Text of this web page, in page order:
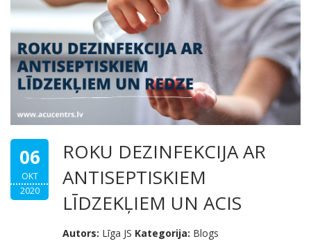
06
OKT
2020
ROKU DEZINFEKCIJA AR
ANTISEPTISKIEM
LĪDZEKĻIEM UN ACIS
Autors: Līga JS Kategorija: Blogs